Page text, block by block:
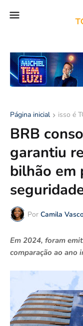
Página inicial isso é
BRB
garantiu
bilhão em
Por Camila
Em 2024, foram
comparação ao ano